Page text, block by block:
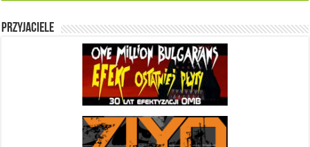
Przyjaciele